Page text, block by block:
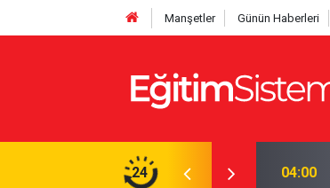
Manşetler Günün Haberleri
24
Sınavla Alan Liseler Yüzde 95,76
04:00